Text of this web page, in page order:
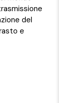
del
e